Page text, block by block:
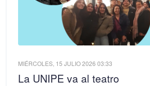
MIÉRCOLES, 15 JULIO 2026 03:33
La UNIPE va al teatro